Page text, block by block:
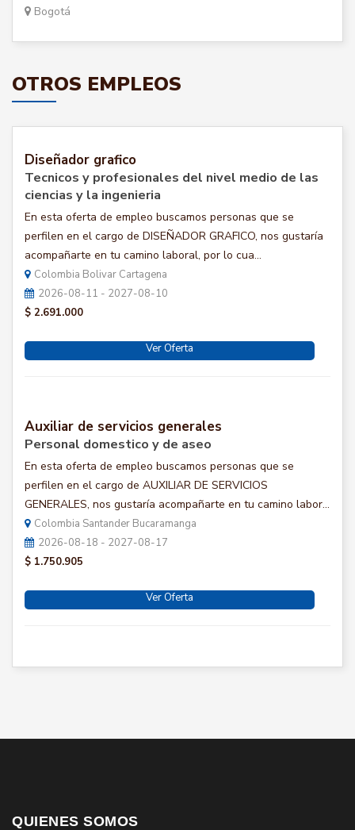
Bogotá
OTROS EMPLEOS
Diseñador grafico
Tecnicos y profesionales del nivel medio de las
ciencias y la ingenieria
En esta oferta de empleo buscamos personas que se
perfilen en el cargo de DISEÑADOR GRAFICO, nos gustaría
acompañarte en tu camino laboral, por lo cua...
Colombia Bolivar Cartagena
2026-08-11 - 2027-08-10
$ 2.691.000
Ver Oferta
Auxiliar de servicios generales
Personal domestico y de aseo
En esta oferta de empleo buscamos personas que se
perfilen en el cargo de AUXILIAR DE SERVICIOS
GENERALES, nos gustaría acompañarte en tu camino labor...
Colombia Santander Bucaramanga
2026-08-18 - 2027-08-17
$ 1.750.905
Ver Oferta
QUIENES SOMOS